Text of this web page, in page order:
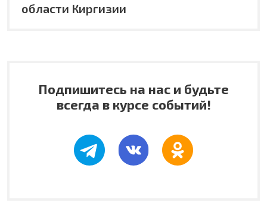
области Киргизии
Подпишитесь на нас и будьте
всегда в курсе событий!